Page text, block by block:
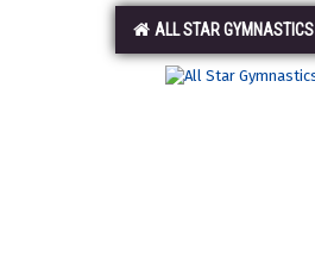
ALL STAR GYMNASTICS